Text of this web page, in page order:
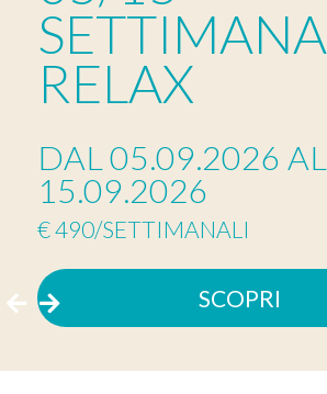
SETTIMANA
RELAX
DAL 05.09.2026 AL
15.09.2026
€ 490/SETTIMANALI
SCOPRI